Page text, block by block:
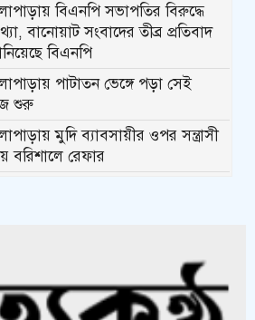
বিএনপি সভাপতির বিরুদ্ধে
বানোয়াট সংবাদের তীব্র প্রতিবাদ
বিএনপি
পাটাতন ভেঙ্গে পড়া সেই
শুরু
মুদি ব্যাবসায়ীর ওপর সন্ত্রাসী
বরিশালে রেফার
সত্তোরোর্ধ বৃদ্ধকে হত্যার